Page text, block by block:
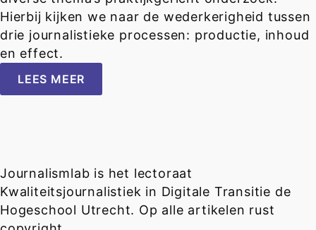
Hierbij kijken we naar de wederkerigheid tussen
drie journalistieke processen: productie, inhoud
en effect.
LEES MEER
Journalismlab is het lectoraat
Kwaliteitsjournalistiek in Digitale Transitie de
Hogeschool Utrecht. Op alle artikelen rust